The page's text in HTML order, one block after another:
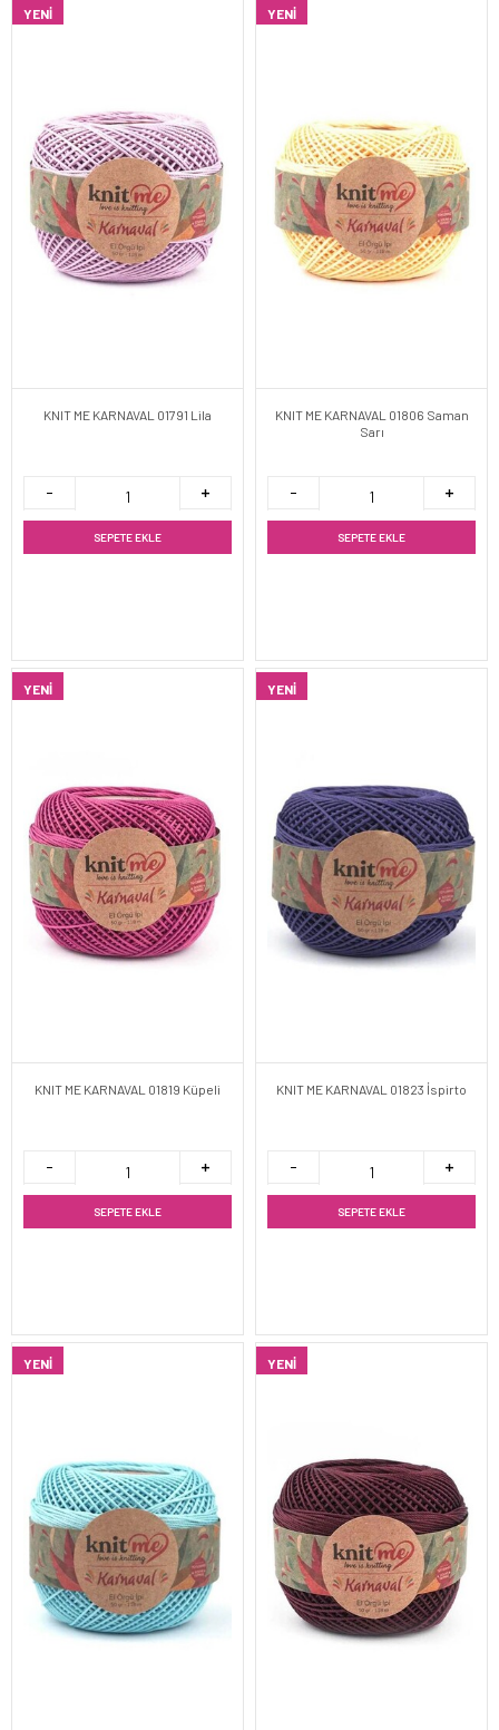
YENI
KNIT ME KARNAVAL 01791 Lila
SEPETE EKLE
YENI
KNIT ME KARNAVAL 01806 Saman
Sarı
SEPETE EKLE
YENI
KNIT ME KARNAVAL 01819 Küpeli
SEPETE EKLE
YENI
KNIT ME KARNAVAL 01823 İspirto
SEPETE EKLE
YENI YENI